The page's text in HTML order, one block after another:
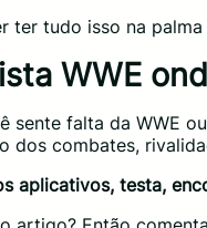
ter tudo isso na
WWE
sente falta da WWE
dos combates,
aplicativos, testa,